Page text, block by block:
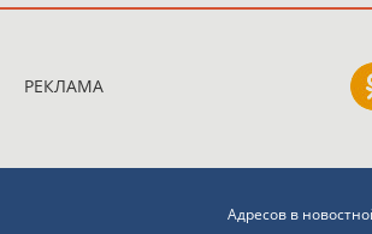
РЕКЛАМА
Адресов в